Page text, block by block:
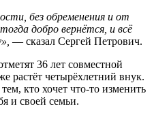
без обременения и от
добро вернётся, и всё
— сказал Сергей Петрович.
36 лет совместной
растёт четырёхлетний внук.
кто хочет что-то изменить
и своей семьи.